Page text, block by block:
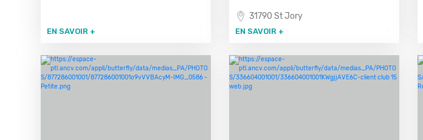
EN SAVOIR +
31790 St Jory
EN SAVOIR +